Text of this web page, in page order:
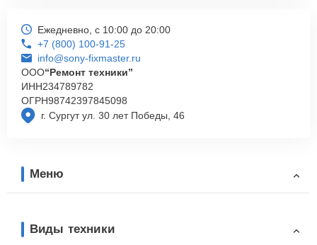
г. Сургут ул. 30 лет Победы, 46
Ежедневно, с 10:00 до 20:00
+7 (800) 100-91-25
info@sony-fixmaster.ru
ООО“Ремонт техники”
ИНН234789782
ОГРН98742397845098
Меню
Виды техники